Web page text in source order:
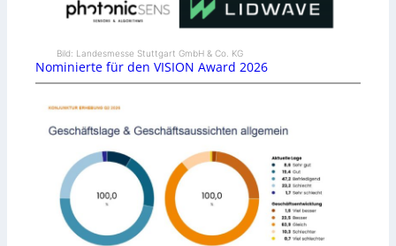
Bild: Landesmesse Stuttgart GmbH & Co. KG
Nominierte für den VISION Award 2026